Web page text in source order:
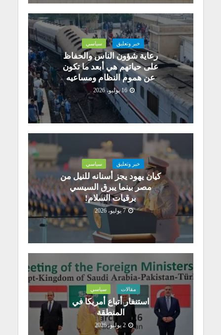
خبر وتعليق سياسي
رعاية شؤون الناس والحفاظ
على حياتهم هي أبعد ما تكون
عن هموم النظام ومساعيه
16 يوليو، 2026
خبر وتعليق سياسي
كيان يهود يجز أسنانه للنيل من
مصر بينما يبرق السيسي
برقيات السلام!
7 يوليو، 2026
مقالات سياسي
استنفار أتباع أمريكا في
المنطقة
2 يوليو، 2026